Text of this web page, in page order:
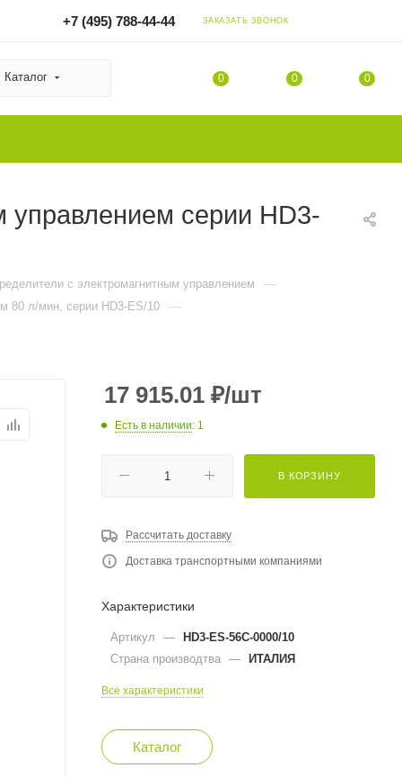
+7 (495) 788-44-44 ЗАКАЗАТЬ ЗВОНОК
Каталог 0 0 0
управлением серии HD3-
с электромагнитным управлением —
80 л/мин, серии HD3-ES/10 —
17 915.01 ₽/шт
Есть в наличии: 1
В КОРЗИНУ
Рассчитать доставку
Доставка транспортными компаниями
Характеристики
Артикул — HD3-ES-56C-0000/10
Страна производтва — ИТАЛИЯ
Все характеристики
Каталог